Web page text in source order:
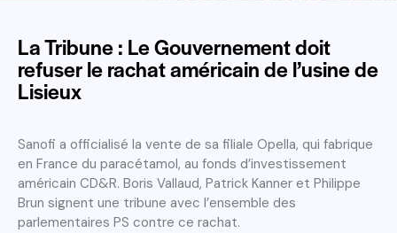
La Tribune : Le Gouvernement doit
refuser le rachat américain de l’usine de
Lisieux
Sanofi a officialisé la vente de sa filiale Opella, qui fabrique
en France du paracétamol, au fonds d’investissement
américain CD&R. Boris Vallaud, Patrick Kanner et Philippe
Brun signent une tribune avec l’ensemble des
parlementaires PS contre ce rachat.